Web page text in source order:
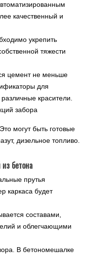
качественный и
укрепить
тяжести
цемент не меньше
для
красители.
забора
могут быть готовые
дизельное топливо.
бетона
прутья
каркаса будет
составами,
и облегчающими
В бетономешалке